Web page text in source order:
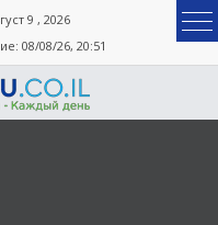
9 , 2026
08/08/26, 20:51